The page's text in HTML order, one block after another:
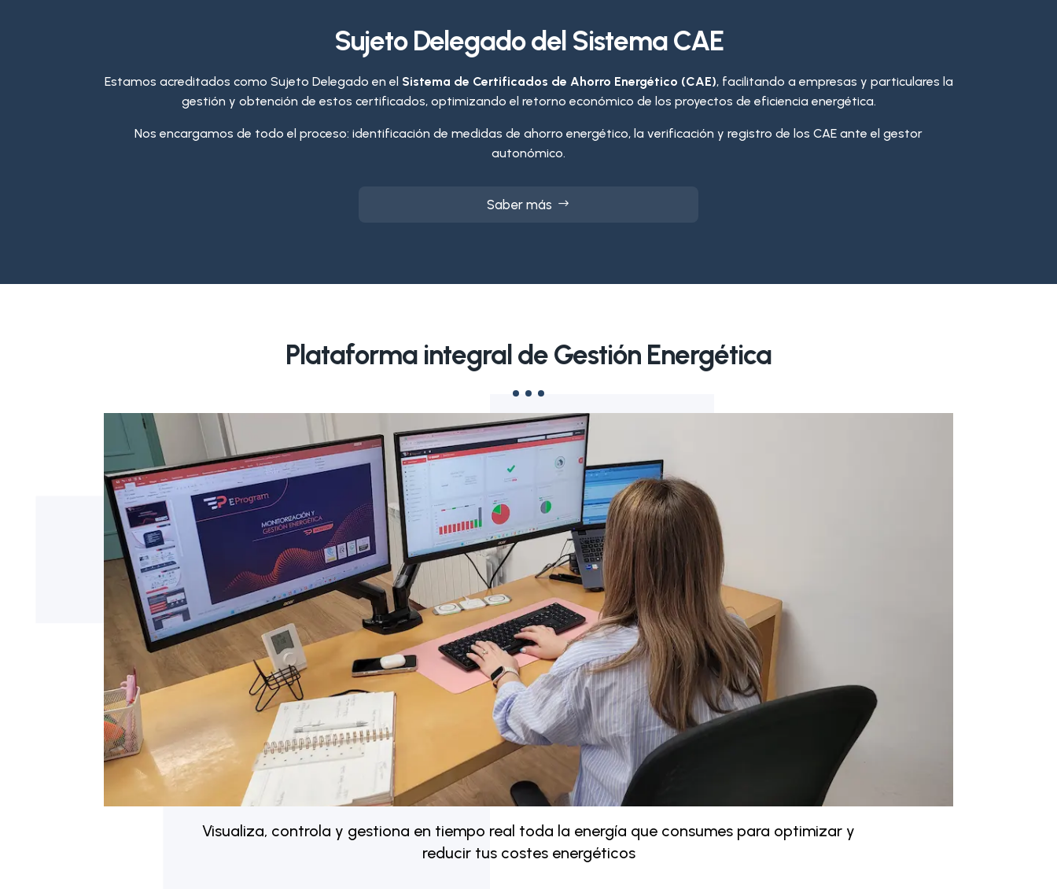
Sujeto Delegado del Sistema CAE
Estamos acreditados como Sujeto Delegado en el Sistema de Certificados de Ahorro Energético (CAE), facilitando a empresas y particulares la
gestión y obtención de estos certificados, optimizando el retorno económico de los proyectos de eficiencia energética.
Nos encargamos de todo el proceso: identificación de medidas de ahorro energético, la verificación y registro de los CAE ante el gestor
autonómico.
Saber más
Plataforma integral de Gestión Energética
Visualiza, controla y gestiona en tiempo real toda la energía que consumes para optimizar y
reducir tus costes energéticos